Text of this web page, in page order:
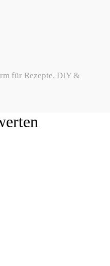
für Rezepte, DIY &